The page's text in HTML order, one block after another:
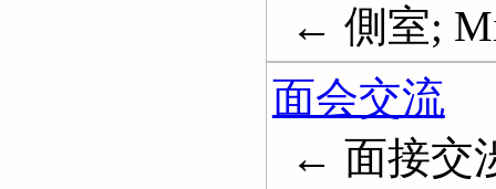
← 側室;
面会交流
← 面接交